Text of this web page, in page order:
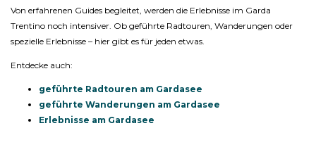
Von erfahrenen Guides begleitet, werden die Erlebnisse im Garda
Trentino noch intensiver. Ob geführte Radtouren, Wanderungen oder
spezielle Erlebnisse – hier gibt es für jeden etwas.
Entdecke auch:
geführte Radtouren am Gardasee
geführte Wanderungen am Gardasee
Erlebnisse am Gardasee